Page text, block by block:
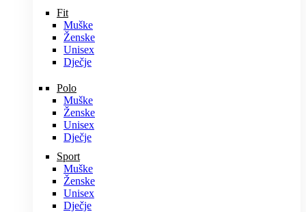
Fit
Muške
Ženske
Unisex
Dječje
Polo
Muške
Ženske
Unisex
Dječje
Sport
Muške
Ženske
Unisex
Dječje